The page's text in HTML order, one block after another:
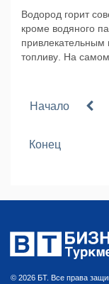
Водород горит
кроме водяного
привлекательным
топливу. На самом
Начало
Конец
© 2026 БТ. Все права